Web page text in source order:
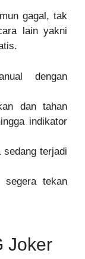
gagal, tak
lain yakni
dengan
dan tahan
indikator
sedang terjadi
segera tekan
Joker